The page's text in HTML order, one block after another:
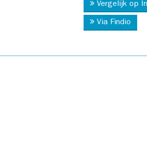
Vergelijk op
Via Findio